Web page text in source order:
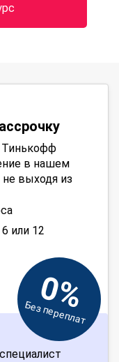
в нашем
не выходя из
или 12
0%
Без переплат